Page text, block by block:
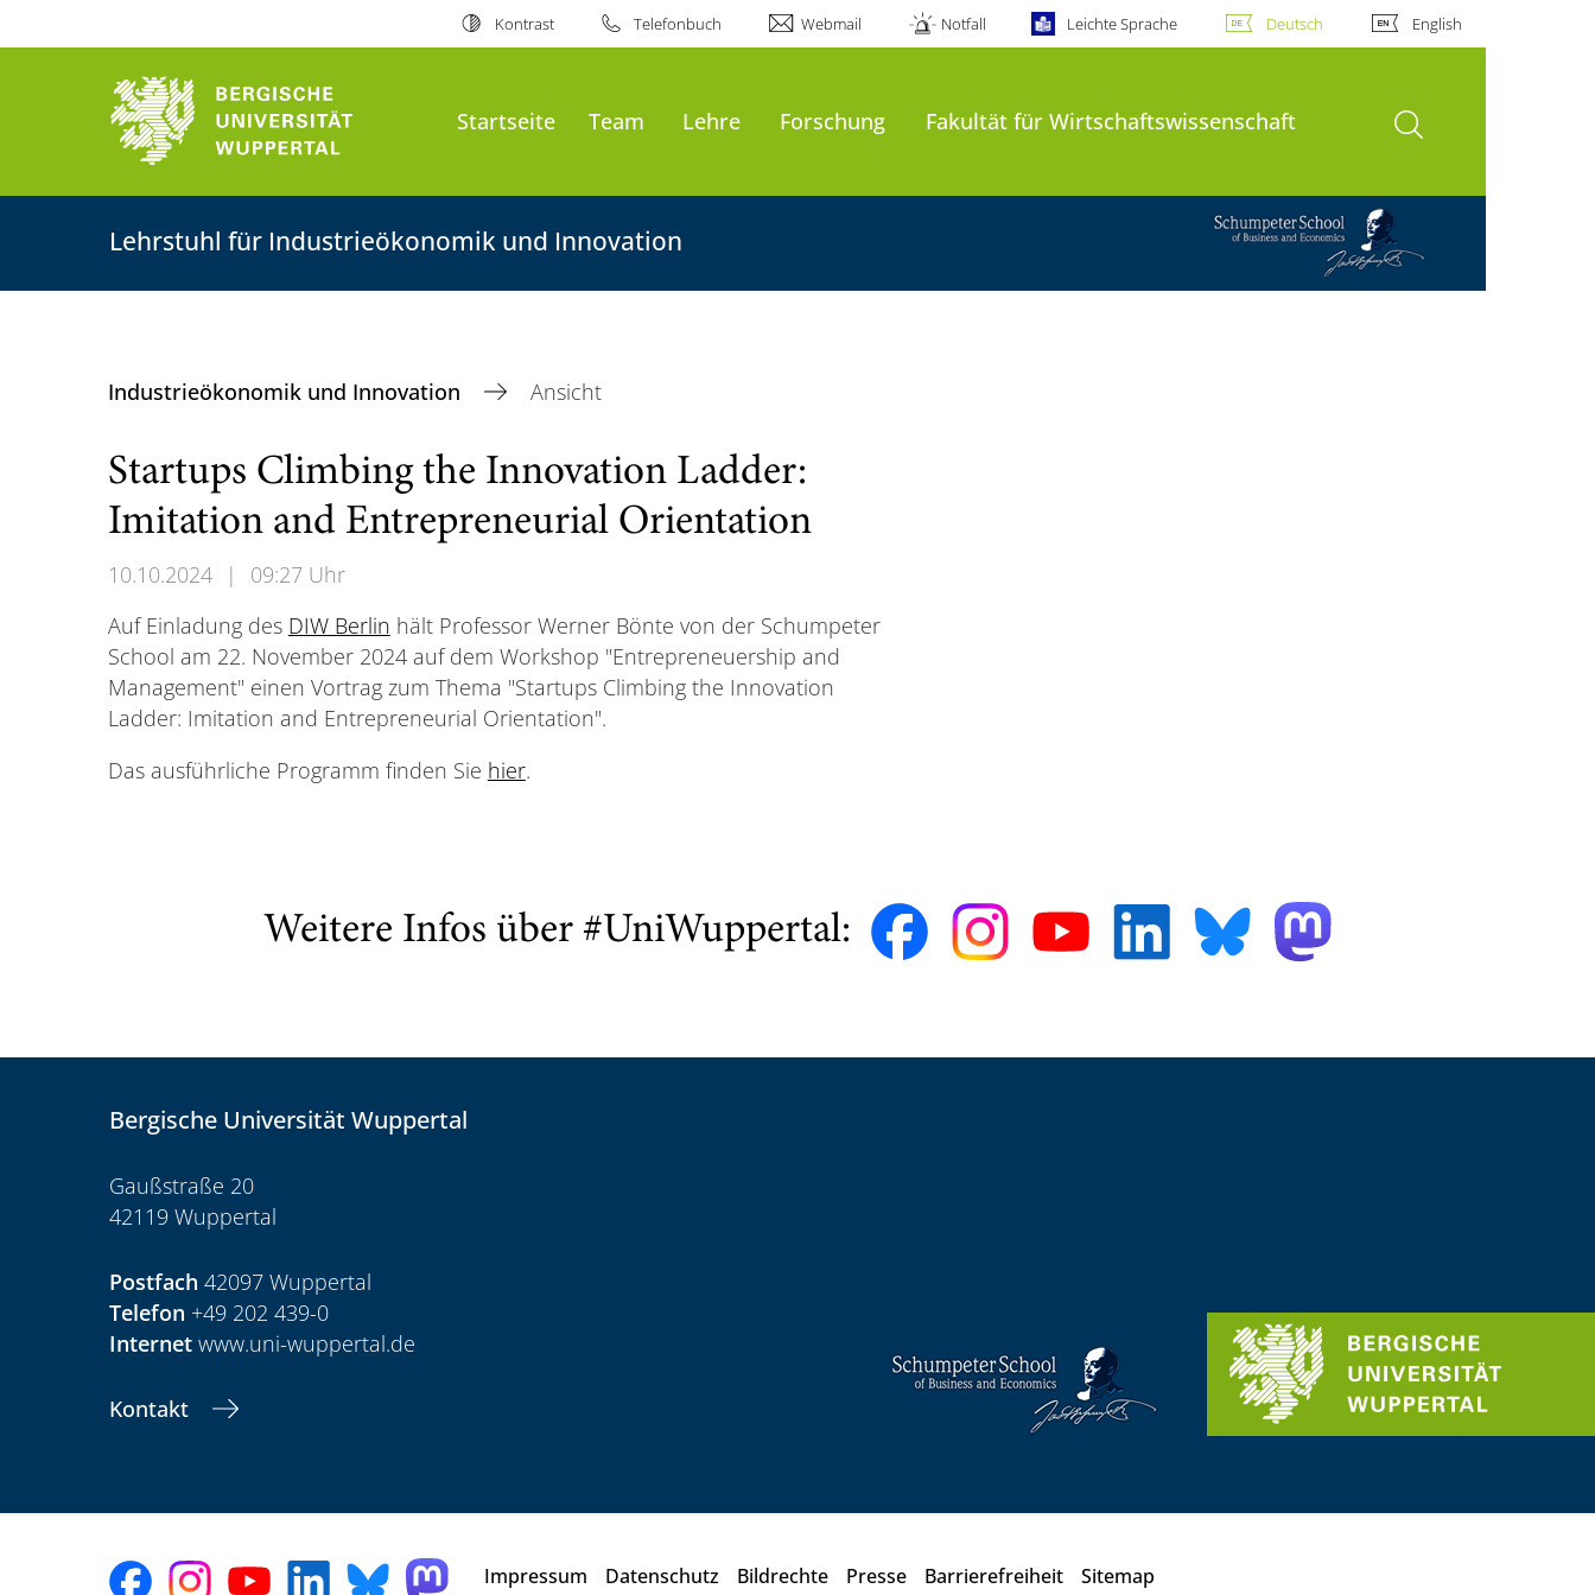
Kontrast Telefonbuch Webmail Notfall Leichte Sprache Deutsch English
Startseite Team Lehre Forschung Fakultät für Wirtschaftswissenschaft Suche öffnen
Lehrstuhl für Industrieökonomik und Innovation
Industrieökonomik und Innovation Ansicht
Startups Climbing the Innovation Ladder:
Imitation and Entrepreneurial Orientation
10.10.2024 |
09:27 Uhr
Auf Einladung des DIW Berlin hält Professor Werner Bönte von der Schumpeter
School am 22. November 2024 auf dem Workshop "Entrepreneuership and
Management" einen Vortrag zum Thema "Startups Climbing the Innovation
Ladder: Imitation and Entrepreneurial Orientation".
Das ausführliche Programm finden Sie hier.
Weitere Infos über #UniWuppertal:
Bergische Universität Wuppertal
Gaußstraße 20
42119 Wuppertal
Postfach 42097 Wuppertal
Telefon +49 202 439-0
Internet www.uni-wuppertal.de
Kontakt
Impressum Datenschutz Bildrechte Presse Barrierefreiheit Sitemap